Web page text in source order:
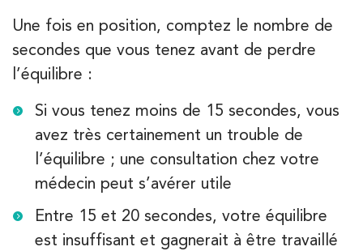
Une fois en position, comptez le nombre de
secondes que vous tenez avant de perdre
l’équilibre :
Si vous tenez moins de 15 secondes, vous
avez très certainement un trouble de
l’équilibre ; une consultation chez votre
médecin peut s’avérer utile
Entre 15 et 20 secondes, votre équilibre
est insuffisant et gagnerait à être travaillé